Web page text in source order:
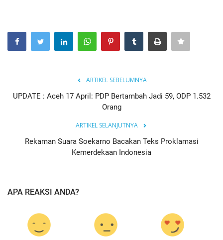
ARTIKEL SEBELUMNYA
UPDATE : Aceh 17 April: PDP Bertambah Jadi 59, ODP 1.532
Orang
ARTIKEL SELANJUTNYA
Rekaman Suara Soekarno Bacakan Teks Proklamasi
Kemerdekaan Indonesia
APA REAKSI ANDA?